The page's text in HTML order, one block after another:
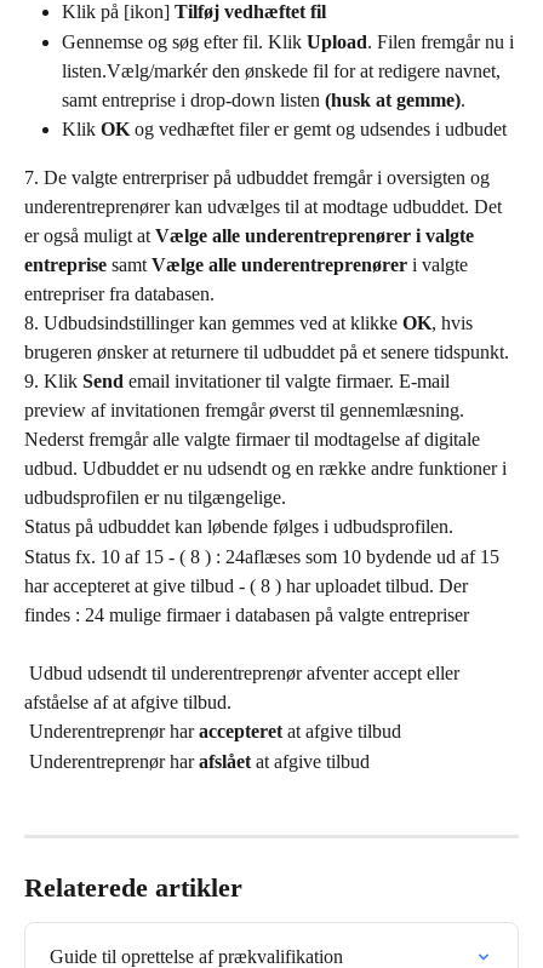
Klik på [ikon] Tilføj vedhæftet fil
Gennemse og søg efter fil. Klik Upload. Filen fremgår nu i
listen.Vælg/markér den ønskede fil for at redigere navnet,
samt entreprise i drop-down listen (husk at gemme).
Klik OK og vedhæftet filer er gemt og udsendes i udbudet
7. De valgte entrerpriser på udbuddet fremgår i oversigten og
underentreprenører kan udvælges til at modtage udbuddet. Det
er også muligt at Vælge alle underentreprenører i valgte
entreprise samt Vælge alle underentreprenører i valgte
entrepriser fra databasen.
8. Udbudsindstillinger kan gemmes ved at klikke OK, hvis
brugeren ønsker at returnere til udbuddet på et senere tidspunkt.
9. Klik Send email invitationer til valgte firmaer. E-mail
preview af invitationen fremgår øverst til gennemlæsning.
Nederst fremgår alle valgte firmaer til modtagelse af digitale
udbud. Udbuddet er nu udsendt og en række andre funktioner i
udbudsprofilen er nu tilgængelige.
Status på udbuddet kan løbende følges i udbudsprofilen.
Status fx. 10 af 15 - ( 8 ) : 24aflæses som 10 bydende ud af 15
har accepteret at give tilbud - ( 8 ) har uploadet tilbud. Der
findes : 24 mulige firmaer i databasen på valgte entrepriser
Udbud udsendt til underentreprenør afventer accept eller
afståelse af at afgive tilbud.
Underentreprenør har accepteret at afgive tilbud
Underentreprenør har afslået at afgive tilbud
Relaterede artikler
Guide til oprettelse af prækvalifikation